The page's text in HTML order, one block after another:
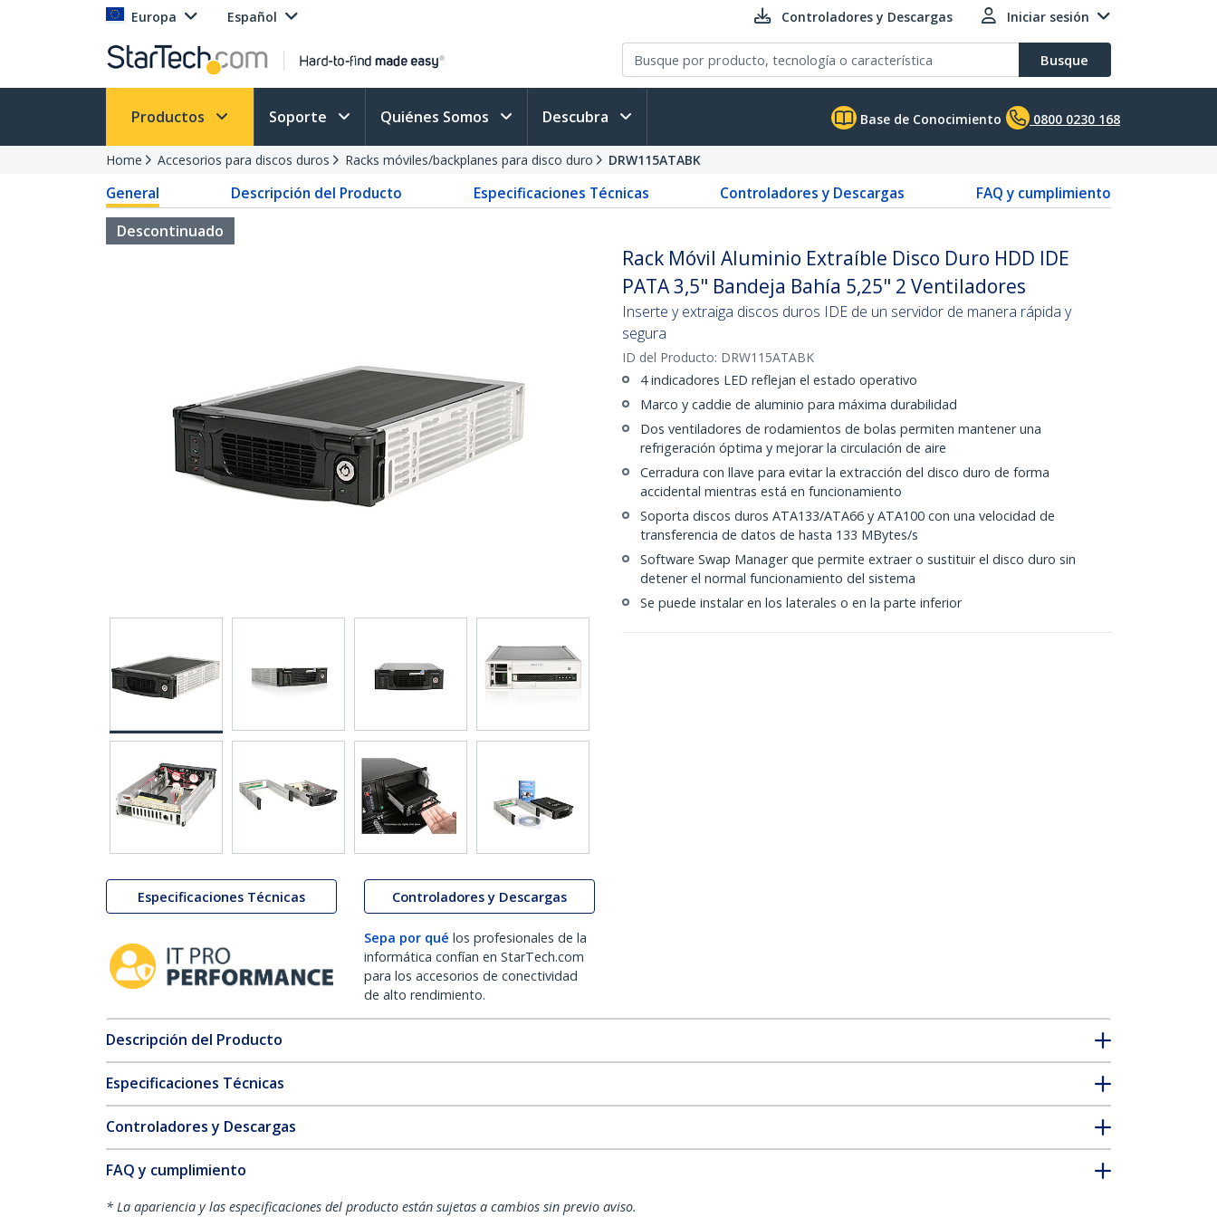
Europa Español Controladores y Descargas Iniciar sesión
Busque
Productos Soporte Quiénes Somos Descubra Base de Conocimiento 0800 0230 168
Home Accesorios para discos duros Racks móviles/backplanes para disco duro DRW115ATABK
General Descripción del Producto Especificaciones Técnicas Controladores y Descargas
FAQ y cumplimiento
Descontinuado
Especificaciones Técnicas Controladores y Descargas
Sepa por qué los profesionales de la
informática confían en StarTech.com
para los accesorios de conectividad
de alto rendimiento.
Rack Móvil Aluminio Extraíble Disco Duro HDD IDE
PATA 3,5" Bandeja Bahía 5,25" 2 Ventiladores
Inserte y extraiga discos duros IDE de un servidor de manera rápida y
segura
ID del Producto: DRW115ATABK
4 indicadores LED reflejan el estado operativo
Marco y caddie de aluminio para máxima durabilidad
Dos ventiladores de rodamientos de bolas permiten mantener una
refrigeración óptima y mejorar la circulación de aire
Cerradura con llave para evitar la extracción del disco duro de forma
accidental mientras está en funcionamiento
Soporta discos duros ATA133/ATA66 y ATA100 con una velocidad de
transferencia de datos de hasta 133 MBytes/s
Software Swap Manager que permite extraer o sustituir el disco duro sin
detener el normal funcionamiento del sistema
Se puede instalar en los laterales o en la parte inferior
Descripción del Producto
Especificaciones Técnicas
Controladores y Descargas
FAQ y cumplimiento
* La apariencia y las especificaciones del producto están sujetas a cambios sin previo aviso.